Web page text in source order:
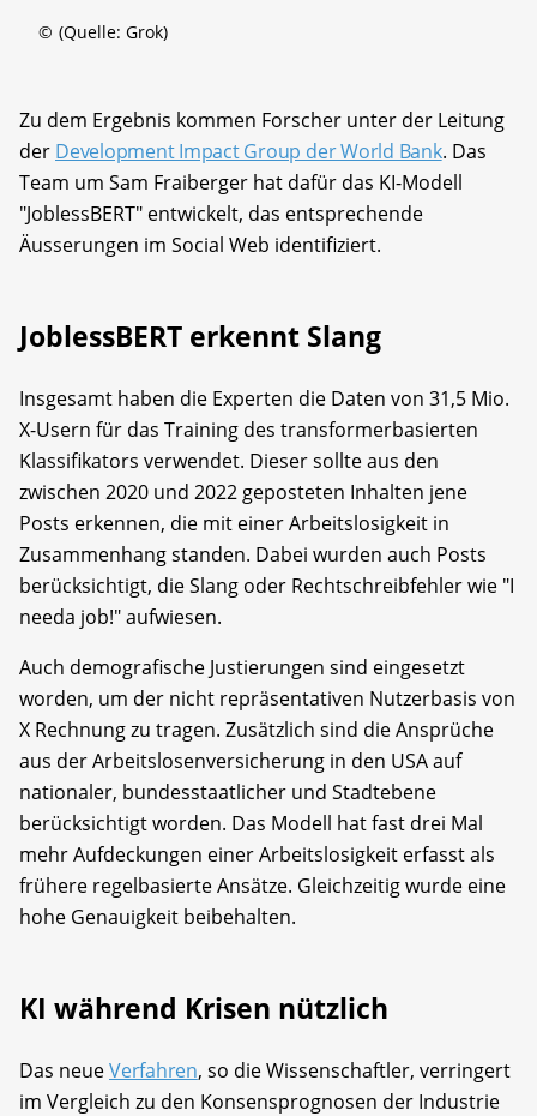
© (Quelle: Grok)
Zu dem Ergebnis kommen Forscher unter der Leitung
der Development Impact Group der World Bank. Das
Team um Sam Fraiberger hat dafür das KI-Modell
"JoblessBERT" entwickelt, das entsprechende
Äusserungen im Social Web identifiziert.
JoblessBERT erkennt Slang
Insgesamt haben die Experten die Daten von 31,5 Mio.
X-Usern für das Training des transformerbasierten
Klassifikators verwendet. Dieser sollte aus den
zwischen 2020 und 2022 geposteten Inhalten jene
Posts erkennen, die mit einer Arbeitslosigkeit in
Zusammenhang standen. Dabei wurden auch Posts
berücksichtigt, die Slang oder Rechtschreibfehler wie "I
needa job!" aufwiesen.
Auch demografische Justierungen sind eingesetzt
worden, um der nicht repräsentativen Nutzerbasis von
X Rechnung zu tragen. Zusätzlich sind die Ansprüche
aus der Arbeitslosenversicherung in den USA auf
nationaler, bundesstaatlicher und Stadtebene
berücksichtigt worden. Das Modell hat fast drei Mal
mehr Aufdeckungen einer Arbeitslosigkeit erfasst als
frühere regelbasierte Ansätze. Gleichzeitig wurde eine
hohe Genauigkeit beibehalten.
KI während Krisen nützlich
Das neueVerfahren, so die Wissenschaftler, verringert
im Vergleich zu den Konsensprognosen der Industrie